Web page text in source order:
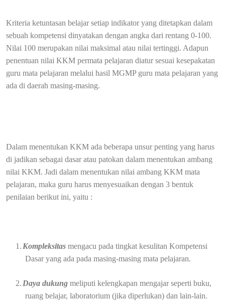
Kriteria ketuntasan belajar setiap indikator yang ditetapkan dalam
sebuah kompetensi dinyatakan dengan angka dari rentang 0-100.
Nilai 100 merupakan nilai maksimal atau nilai tertinggi. Adapun
penentuan nilai KKM permata pelajaran diatur sesuai kesepakatan
guru mata pelajaran melalui hasil MGMP guru mata pelajaran yang
ada di daerah masing-masing.
Dalam menentukan KKM ada beberapa unsur penting yang harus
di jadikan sebagai dasar atau patokan dalam menentukan ambang
nilai KKM. Jadi dalam menentukan nilai ambang KKM mata
pelajaran, maka guru harus menyesuaikan dengan 3 bentuk
penilaian berikut ini, yaitu :
1. Kompleksitasmengacu pada tingkat kesulitan Kompetensi
Dasar yang ada pada masing-masing mata pelajaran.
2. Daya dukungmeliputi kelengkapan mengajar seperti buku,
ruang belajar, laboratorium (jika diperlukan) dan lain-lain.